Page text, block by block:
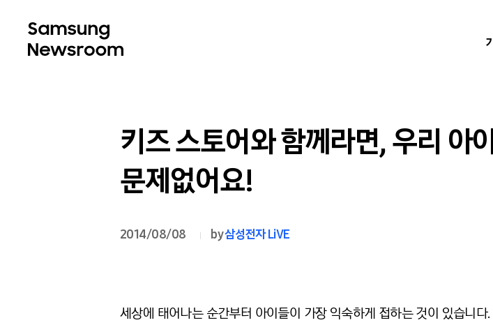
키즈 스토어와 함께라면, 우리 아
문제없어요!
2014/08/08 by삼성전자 LiVE
세상에 태어나는 순간부터 아이들이 가장 익숙하게 접하는 것이 있습니